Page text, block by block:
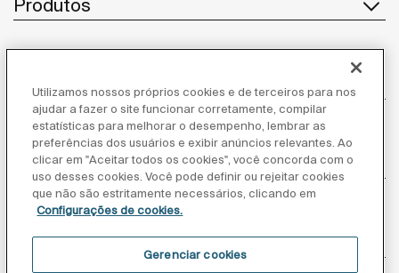
Produtos
Atendimento ao cliente
Sobre nós
Inspiração
Utilizamos nossos próprios cookies e de terceiros para nos
ajudar a fazer o site funcionar corretamente, compilar
estatísticas para melhorar o desempenho, lembrar as
preferências dos usuários e exibir anúncios relevantes. Ao
clicar em "Aceitar todos os cookies", você concorda com o
uso desses cookies. Você pode definir ou rejeitar cookies
que não são estritamente necessários, clicando em
Configurações de cookies.
Gerenciar cookies